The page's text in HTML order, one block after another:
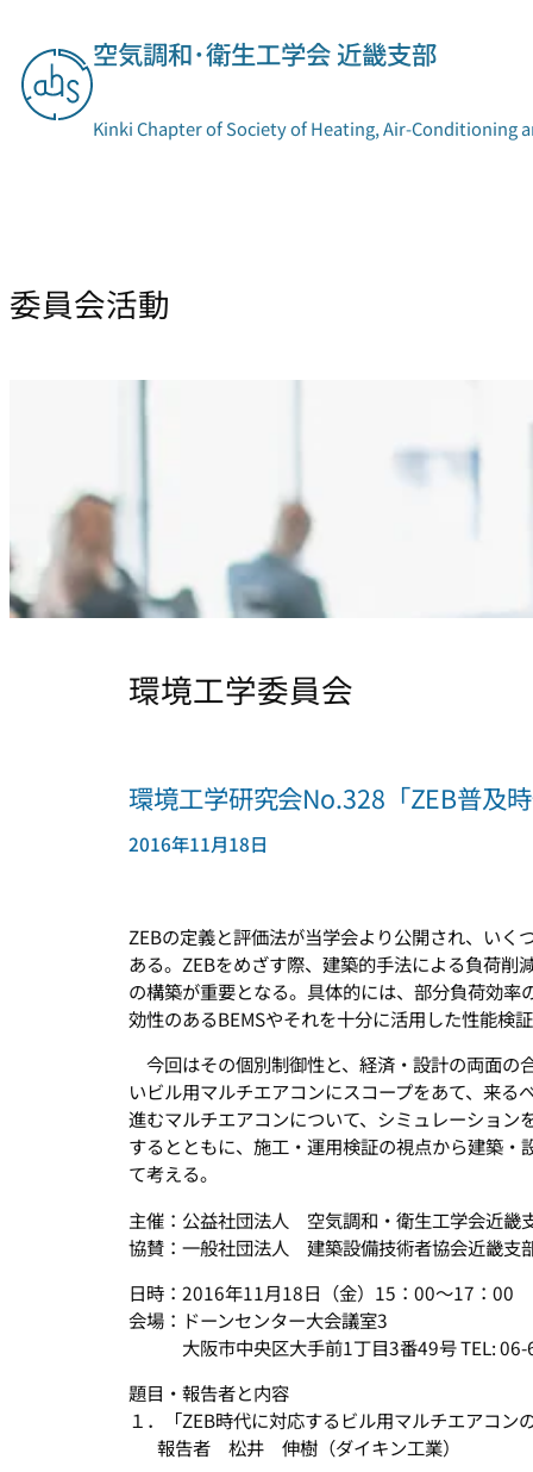
を
ス
空気調和･衛生工学会 近畿支部
Kinki Chapter of Society of Heating, Air-Conditioning
委員会活動
環境工学委員会
環境工学研究会No.328「ZEB普及
2016年11月18日
ZEBの定義と評価法が当学会より公開され、い
ある。ZEBをめざす際、建築的手法による負荷
の構築が重要となる。具体的には、部分負荷効
効性のあるBEMSやそれを十分に活用した性能検
今回はその個別制御性と、経済・設計の両面の
いビル用マルチエアコンにスコープをあて、来
進むマルチエアコンについて、シミュレーショ
するとともに、施工・運用検証の視点から建築
て考える。
主催：公益社団法人 空気調和・衛生工学会近畿
協賛：一般社団法人 建築設備技術者協会近畿支
日時：2016年11月18日（金）15：00～17：00
会場：ドーンセンター大会議室3
大阪市中央区大手前1丁目3番49号 TEL: 06-
題目・報告者と内容
１．「ZEB時代に対応するビル用マルチエアコン
報告者 松井 伸樹（ダイキン工業）